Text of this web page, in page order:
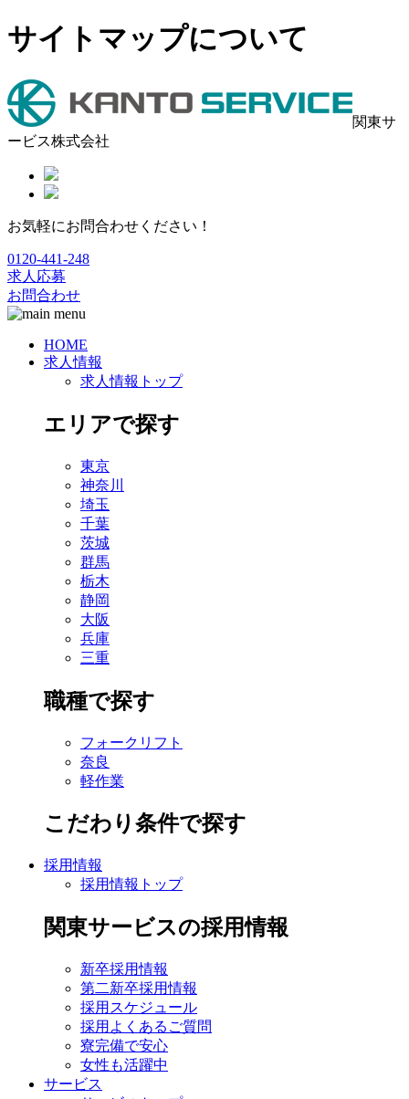
サイトマップについて
関東サ
ービス株式会社
お気軽にお問合わせください！
0120-441-248
求人応募
お問合わせ
HOME
求人情報
求人情報トップ
エリアで探す
東京
神奈川
埼玉
千葉
茨城
群馬
栃木
静岡
大阪
兵庫
三重
職種で探す
フォークリフト
奈良
軽作業
こだわり条件で探す
採用情報
採用情報トップ
関東サービスの採用情報
新卒採用情報
第二新卒採用情報
採用スケジュール
採用よくあるご質問
寮完備で安心
女性も活躍中
サービス